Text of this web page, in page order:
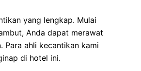
yang lengkap. Mulai
Anda dapat merawat
Para ahli kecantikan kami
di hotel ini.